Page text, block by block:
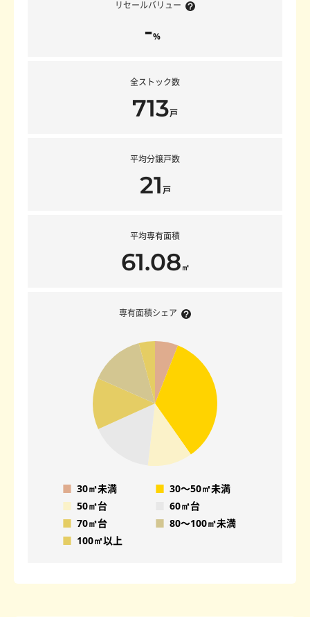
リセールバリュー
-%
全ストック数
713戸
平均分譲戸数
21戸
平均専有面積
61.08㎡
専有面積シェア
■ 30㎡未満 ■ 30〜50㎡未満
■ 50㎡台
60㎡台
■ 70㎡台 ■ 80〜100㎡未満
■ 100㎡以上